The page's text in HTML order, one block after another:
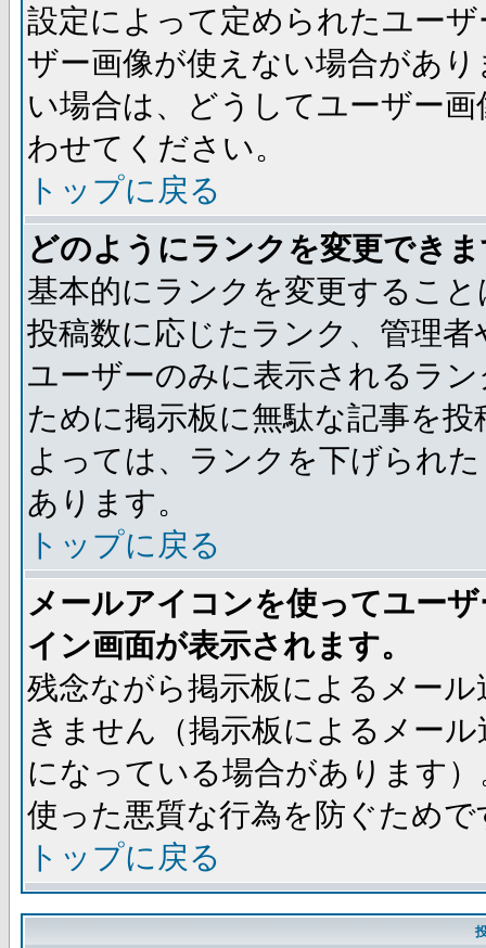
設定によって定められたユー
ザー画像が使えない場合があ
い場合は、どうしてユーザー
わせてください。
トップに戻る
どのようにランクを変更でき
基本的にランクを変更するこ
投稿数に応じたランク、管理
ユーザーのみに表示されるラ
ために掲示板に無駄な記事を
よっては、ランクを下げられ
あります。
トップに戻る
メールアイコンを使ってユー
イン画面が表示されます。
残念ながら掲示板によるメー
きません（掲示板によるメー
になっている場合があります
使った悪質な行為を防ぐためで
トップに戻る